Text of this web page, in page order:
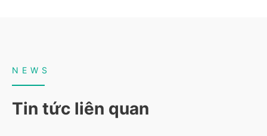
NEWS
Tin tức liên quan